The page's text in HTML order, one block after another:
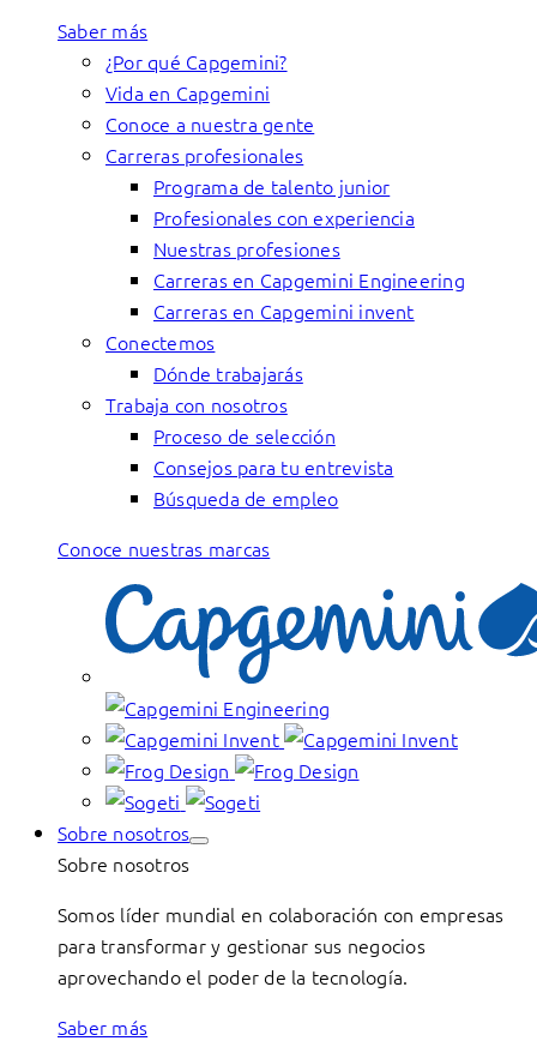
Saber más
¿Por qué Capgemini?
Vida en Capgemini
Conoce a nuestra gente
Carreras profesionales
Programa de talento junior
Profesionales con experiencia
Nuestras profesiones
Carreras en Capgemini Engineering
Carreras en Capgemini invent
Conectemos
Dónde trabajarás
Trabaja con nosotros
Proceso de selección
Consejos para tu entrevista
Búsqueda de empleo
Conoce nuestras marcas
Sobre nosotros
Sobre nosotros
Somos líder mundial en colaboración con empresas
para transformar y gestionar sus negocios
aprovechando el poder de la tecnología.
Saber más